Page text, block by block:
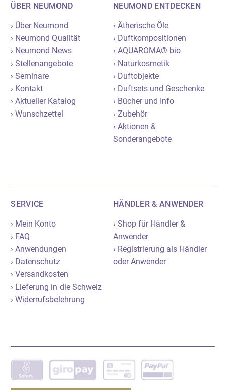
ÜBER NEUMOND
› Über Neumond
› Neumond Qualität
› Neumond News
› Stellenangebote
› Seminare
› Kontakt
› Aktueller Katalog
› Wunschzettel
NEUMOND ENTDECKEN
› Ätherische Öle
› Duftkompositionen
› AQUAROMA® bio
› Naturkosmetik
› Duftobjekte
› Duftsets und Geschenke
› Bücher und Info
› Zubehör
› Aktionen &
Sonderangebote
SERVICE
› Mein Konto
› FAQ
› Anwendungen
› Datenschutz
› Versandkosten
› Lieferung in die Schweiz
› Widerrufsbelehrung
HÄNDLER & ANWENDER
› Shop für Händler &
Anwender
› Registrierung als Händler
oder Anwender